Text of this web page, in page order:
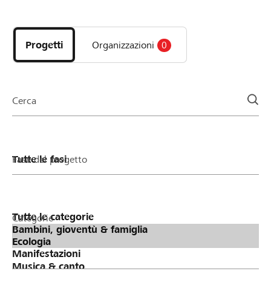
DE FR IT
i
progetti
e
della
Progetti Organizzazioni 0
Cerca
Fase del progetto
Categorie